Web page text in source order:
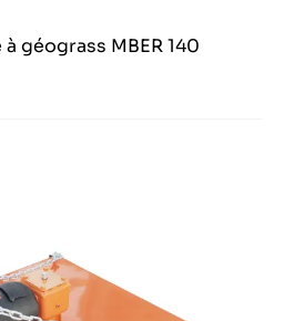
géograss MBER 140